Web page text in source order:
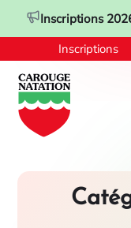
Inscriptions
Inscriptions
Panneau de gestion des